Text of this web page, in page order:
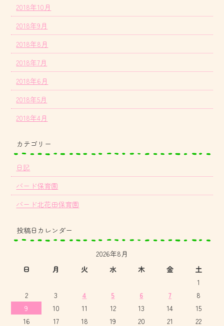
2018年10月
2018年9月
2018年8月
2018年7月
2018年6月
2018年5月
2018年4月
カテゴリー
日記
バード保育園
バード北花田保育園
投稿日カレンダー
2026年8月
日
月 火 水 木 金
土
1
2
3 4 5 6 7
8
9
10 11 12 13 14
15
16
17 18 19 20 21 22